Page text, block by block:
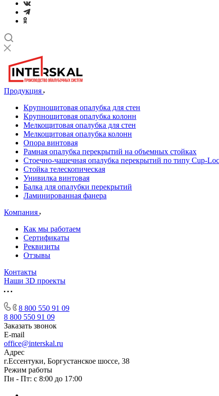
Продукция
Крупнощитовая опалубка для стен
Крупнощитовая опалубка колонн
Мелкощитовая опалубка для стен
Мелкощитовая опалубка колонн
Опора винтовая
Рамная опалубка перекрытий на объемных стойках
Стоечно-чашечная опалубка перекрытий по типу Cup-
Стойка телескопическая
Унивилка винтовая
Балка для опалубки перекрытий
Ламинированная фанера
Компания
Как мы работаем
Сертификаты
Реквизиты
Отзывы
Контакты
Наши 3D проекты
8 800 550 91 09
8 800 550 91 09
Заказать звонок
E-mail
office@interskal.ru
Адрес
г.Ессентуки, Боргустанское шоссе, 38
Режим работы
Пн - Пт: с 8:00 до 17:00